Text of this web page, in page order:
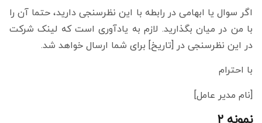
اگر سوال یا ابهامی در رابطه با این نظرسنجی دارید، حتما آن را
با من در میان بگذارید. لازم به یادآوری است که لینک شرکت
در این نظرسنجی در [تاریخ] برای شما ارسال خواهد شد.
با احترام
[نام مدیر عامل]